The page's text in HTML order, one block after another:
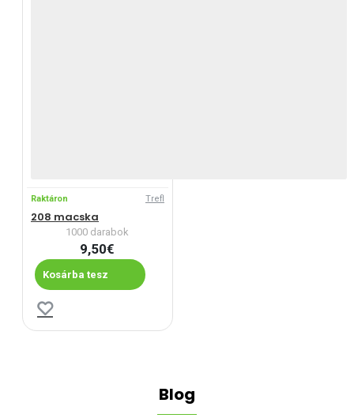
Raktáron Trefl
208 macska
1000 darabok
9,50€
Kosárba tesz
Blog